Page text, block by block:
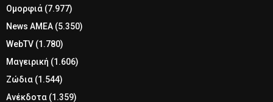
Ομορφιά (7.977)
News ΑΜΕΑ (5.350)
WebTV (1.780)
Μαγειρική (1.606)
Ζώδια (1.544)
Ανέκδοτα (1.359)